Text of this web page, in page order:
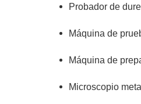
Probador de
Máquina de
Microscopio